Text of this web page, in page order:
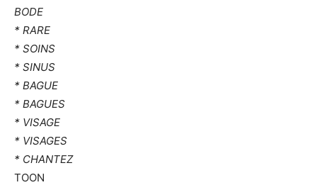
BODE
* RARE
* SOINS
* SINUS
* BAGUE
* BAGUES
* VISAGE
* VISAGES
* CHANTEZ
TOON